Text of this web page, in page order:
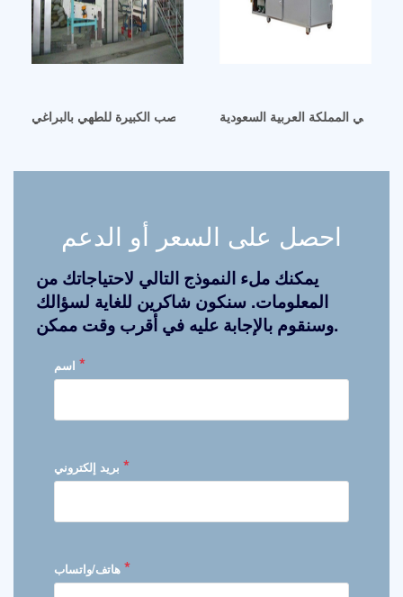
آلة عصر زيت الفول السوداني خصب الكبيرة للطهي بالبراغي
في المملكة العربية السعودية
احصل على السعر أو الدعم
يمكنك ملء النموذج التالي لاحتياجاتك من
المعلومات. سنكون شاكرين للغاية لسؤالك
وسنقوم بالإجابة عليه في أقرب وقت ممكن.
*
*
*